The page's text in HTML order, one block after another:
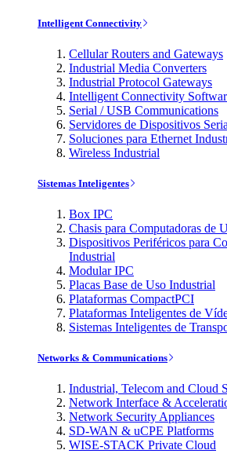
Intelligent Connectivity
Cellular Routers and Gateways
Industrial Media Converters
Industrial Protocol Gateways
Intelligent Connectivity
Serial / USB Communications
Servidores de Dispositivos
Soluciones para Ethernet
Wireless Industrial
Sistemas Inteligentes
Box IPC
Chasis para Computadoras de
Dispositivos Periféricos para
Industrial
Modular IPC
Placas Base de Uso Industrial
Plataformas CompactPCI
Plataformas Inteligentes de
Sistemas Inteligentes de
Networks & Communications
Industrial, Telecom and Cloud
Network Interface &
Network Security Appliances
SD-WAN & uCPE Platforms
WISE-STACK Private Cloud